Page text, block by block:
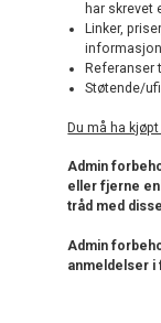
har skrevet
Linker,
Referanser
Støtende/
Du må ha
Admin
eller fjerne
tråd med
Admin
anmeldelser i